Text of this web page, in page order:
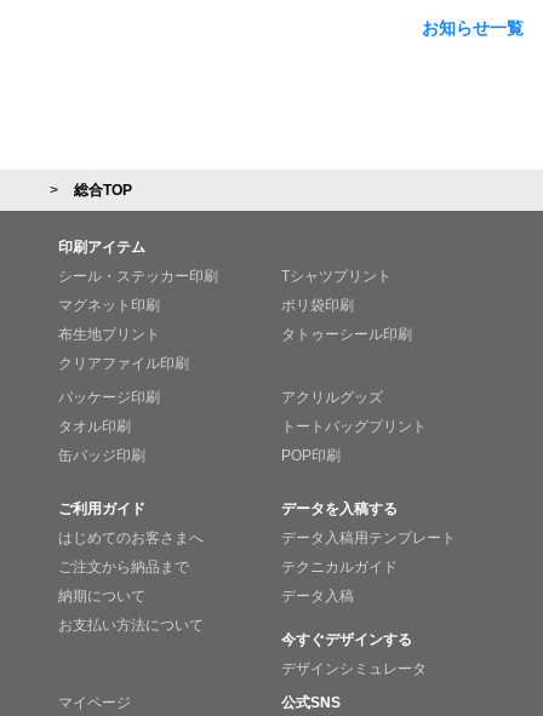
お知らせ一覧
総合TOP
印刷アイテム
シール・ステッカー印刷
マグネット印刷
布生地プリント
クリアファイル印刷
Tシャツプリント
ポリ袋印刷
タトゥーシール印刷
パッケージ印刷
タオル印刷
缶バッジ印刷
アクリルグッズ
トートバッグプリント
POP印刷
ご利用ガイド
はじめてのお客さまへ
ご注文から納品まで
納期について
お支払い方法について
データを入稿する
データ入稿用テンプレート
テクニカルガイド
データ入稿
今すぐデザインする
デザインシミュレータ
マイページ
公式SNS